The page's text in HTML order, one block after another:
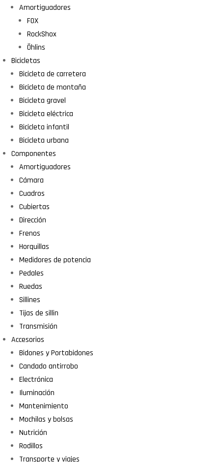
Amortiguadores
FOX
RockShox
Öhlins
Bicicletas
Bicicleta de carretera
Bicicleta de montaña
Bicicleta gravel
Bicicleta eléctrica
Bicicleta infantil
Bicicleta urbana
Componentes
Amortiguadores
Cámara
Cuadros
Cubiertas
Dirección
Frenos
Horquillas
Medidores de potencia
Pedales
Ruedas
Sillines
Tijas de sillin
Transmisión
Accesorios
Bidones y Portabidones
Candado antirrobo
Electrónica
Iluminación
Mantenimiento
Mochilas y bolsas
Nutrición
Rodillos
Transporte y viajes